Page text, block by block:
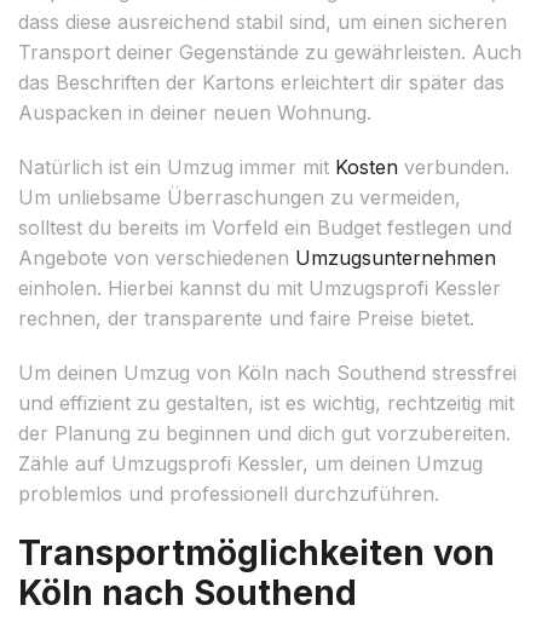
dass diese ausreichend stabil sind, um einen sicheren
Transport deiner Gegenstände zu gewährleisten. Auch
das Beschriften der Kartons erleichtert dir später das
Auspacken in deiner neuen Wohnung.
Natürlich ist ein Umzug immer mit Kosten verbunden.
Um unliebsame Überraschungen zu vermeiden,
solltest du bereits im Vorfeld ein Budget festlegen und
Angebote von verschiedenen Umzugsunternehmen
einholen. Hierbei kannst du mit Umzugsprofi Kessler
rechnen, der transparente und faire Preise bietet.
Um deinen Umzug von Köln nach Southend stressfrei
und effizient zu gestalten, ist es wichtig, rechtzeitig mit
der Planung zu beginnen und dich gut vorzubereiten.
Zähle auf Umzugsprofi Kessler, um deinen Umzug
problemlos und professionell durchzuführen.
Transportmöglichkeiten von
Köln nach Southend